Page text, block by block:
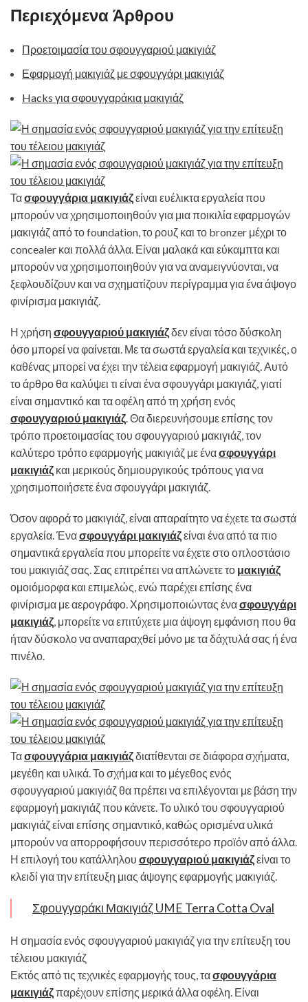
Περιεχόμενα Άρθρου
Προετοιμασία του σφουγγαριού μακιγιάζ
Εφαρμογή μακιγιάζ με σφουγγάρι μακιγιάζ
Hacks για σφουγγαράκια μακιγιάζ
Τασφουγγάρια μακιγιάζείναι ευέλικτα εργαλεία που
μπορούν να χρησιμοποιηθούν για μια ποικιλία εφαρμογών
μακιγιάζ από το foundation, το ρουζ και το bronzer μέχρι το
concealer και πολλά άλλα. Είναι μαλακά και εύκαμπτα και
μπορούν να χρησιμοποιηθούν για να αναμειγνύονται, να
ξεφλουδίζουν και να σχηματίζουν περίγραμμα για ένα άψογο
φινίρισμα μακιγιάζ.
Η χρήση σφουγγαριού μακιγιάζδεν είναι τόσο δύσκολη
όσο μπορεί να φαίνεται. Με τα σωστά εργαλεία και τεχνικές, ο
καθένας μπορεί να έχει την τέλεια εφαρμογή μακιγιάζ. Αυτό
το άρθρο θα καλύψει τι είναι ένα σφουγγάρι μακιγιάζ, γιατί
είναι σημαντικό και τα οφέλη από τη χρήση ενός
σφουγγαριού μακιγιάζ. Θα διερευνήσουμε επίσης τον
τρόπο προετοιμασίας του σφουγγαριού μακιγιάζ, τον
καλύτερο τρόπο εφαρμογής μακιγιάζ με ένασφουγγάρι
μακιγιάζ και μερικούς δημιουργικούς τρόπους για να
χρησιμοποιήσετε ένα σφουγγάρι μακιγιάζ.
Όσον αφορά το μακιγιάζ, είναι απαραίτητο να έχετε τα σωστά
εργαλεία. Ένασφουγγάρι μακιγιάζείναι ένα από τα πιο
σημαντικά εργαλεία που μπορείτε να έχετε στο οπλοστάσιο
του μακιγιάζ σας. Σας επιτρέπει να απλώνετε το μακιγιάζ
ομοιόμορφα και επιμελώς, ενώ παρέχει επίσης ένα
φινίρισμα με αερογράφο. Χρησιμοποιώντας ένασφουγγάρι
μακιγιάζ, μπορείτε να επιτύχετε μια άψογη εμφάνιση που θα
ήταν δύσκολο να αναπαραχθεί μόνο με τα δάχτυλά σας ή ένα
πινέλο.
Τασφουγγάρια μακιγιάζδιατίθενται σε διάφορα σχήματα,
μεγέθη και υλικά. Το σχήμα και το μέγεθος ενός
σφουγγαριού μακιγιάζ θα πρέπει να επιλέγονται με βάση την
εφαρμογή μακιγιάζ που κάνετε. Το υλικό του σφουγγαριού
μακιγιάζ είναι επίσης σημαντικό, καθώς ορισμένα υλικά
μπορούν να απορροφήσουν περισσότερο προϊόν από άλλα.
Η επιλογή του κατάλληλου σφουγγαριού μακιγιάζείναι το
κλειδί για την επίτευξη μιας άψογης εφαρμογής μακιγιάζ.
Σφουγγαράκι Μακιγιάζ UME Terra Cotta Oval
Η σημασία ενός σφουγγαριού μακιγιάζ για την επίτευξη του
τέλειου μακιγιάζ
Εκτός από τις τεχνικές εφαρμογής τους, τασφουγγάρια
μακιγιάζπαρέχουν επίσης μερικά άλλα οφέλη. Είναι